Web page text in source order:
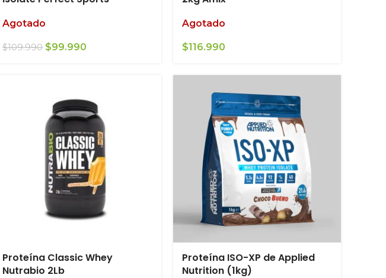
Agotado
$109.990 El
$109.990.
$99.990
$99.990.
Agotado
$116.990
Proteína Classic Whey
Nutrabio 2Lb
Proteína ISO-XP de Applied
Nutrition (1kg)